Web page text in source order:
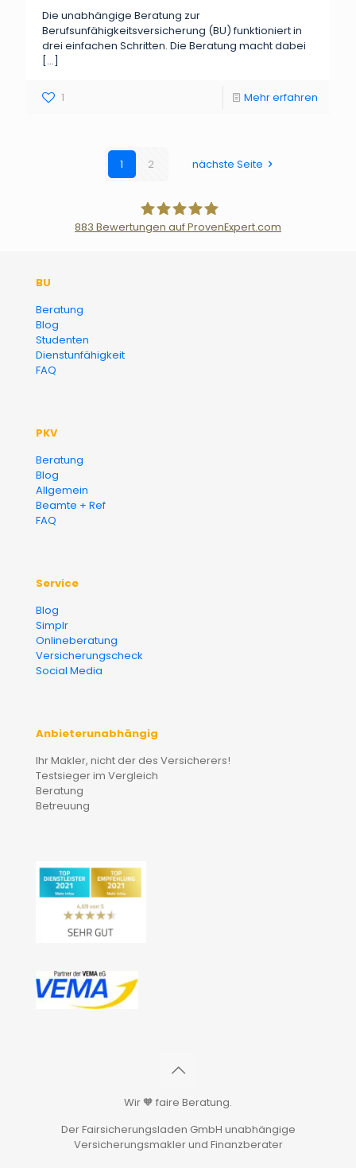
Die unabhängige Beratung zur
Berufsunfähigkeitsversicherung (BU) funktioniert in
drei einfachen Schritten. Die Beratung macht dabei
[…]
1 Mehr erfahren
1 2 nächste Seite
883 Bewertungen auf ProvenExpert.com
BU
Beratung
Blog
Studenten
Dienstunfähigkeit
FAQ
PKV
Beratung
Blog
Allgemein
Beamte + Ref
FAQ
Service
Blog
Simplr
Onlineberatung
Versicherungscheck
Social Media
Anbieterunabhängig
Ihr Makler, nicht der des Versicherers!
Testsieger im Vergleich
Beratung
Betreuung
Wir 🧡 faire Beratung.
Der Fairsicherungsladen GmbH unabhängige
Versicherungsmakler und Finanzberater